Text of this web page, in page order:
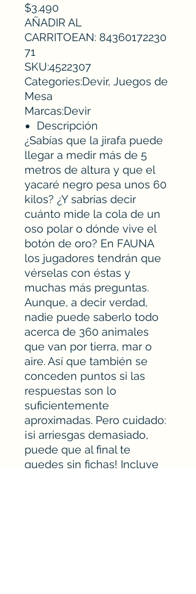
$3.490
AÑADIR AL
CARRITOEAN: 84360172230
71
SKU:4522307
Categories:Devir, Juegos de
Mesa
Marcas:Devir
Descripción
¿Sabías que la jirafa puede
llegar a medir más de 5
metros de altura y que el
yacaré negro pesa unos 60
kilos? ¿Y sabrías decir
cuánto mide la cola de un
oso polar o dónde vive el
botón de oro? En FAUNA
los jugadores tendrán que
vérselas con éstas y
muchas más preguntas.
Aunque, a decir verdad,
nadie puede saberlo todo
acerca de 360 animales
que van por tierra, mar o
aire. Así que también se
conceden puntos si las
respuestas son lo
suficientemente
aproximadas. Pero cuidado:
¡si arriesgas demasiado,
puede que al final te
quedes sin fichas! Incluye